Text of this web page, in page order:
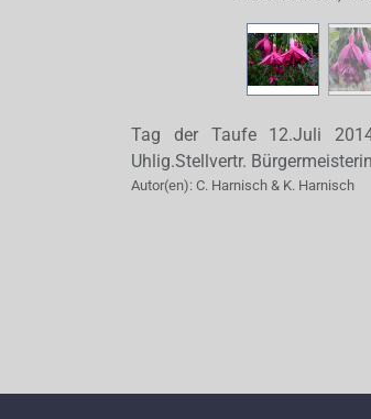
Tag der Taufe 12.Juli
Uhlig.Stellvertr.
Autor(en): C. Harnisch & K. Harnisch